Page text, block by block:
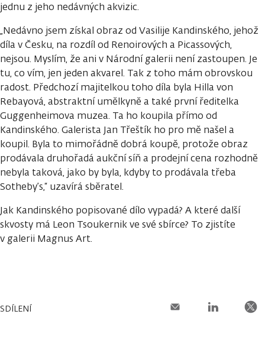
jednu z jeho nedávných akvizic.
„Nedávno jsem získal obraz od Vasilije Kandinského, jehož
díla v Česku, na rozdíl od Renoirových a Picassových,
nejsou. Myslím, že ani v Národní galerii není zastoupen. Je
tu, co vím, jen jeden akvarel. Tak z toho mám obrovskou
radost. Předchozí majitelkou toho díla byla Hilla von
Rebayová, abstraktní umělkyně a také první ředitelka
Guggenheimova muzea. Ta ho koupila přímo od
Kandinského. Galerista Jan Třeštík ho pro mě našel a
koupil. Byla to mimořádně dobrá koupě, protože obraz
prodávala druhořadá aukční síň a prodejní cena rozhodně
nebyla taková, jako by byla, kdyby to prodávala třeba
Sotheby’s,“ uzavírá sběratel.
Jak Kandinského popisované dílo vypadá? A které další
skvosty má Leon Tsoukernik ve své sbírce? To zjistíte
v galerii Magnus Art.
SDÍLENÍ